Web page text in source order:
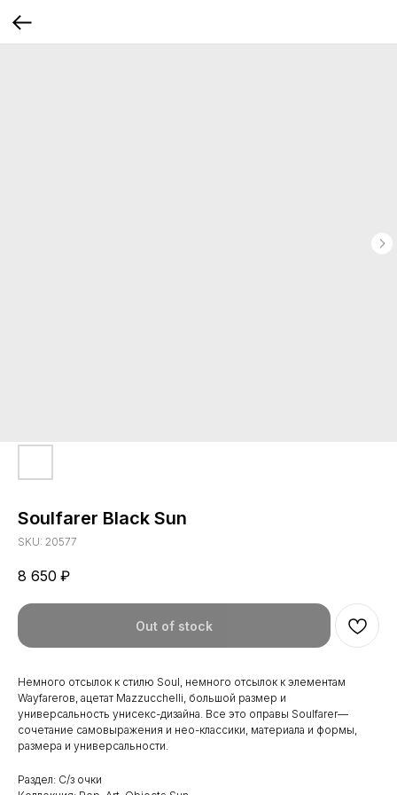
Soulfarer Black Sun
SKU: 20577
8 650 ₽
Out of stock
Немного отсылок к стилю Soul, немного отсылок к элементам
Wayfarerов, ацетат Mazzucchelli, большой размер и
универсальность унисекс-дизайна. Все это оправы Soulfarer—
сочетание самовыражения и нео-классики, материала и формы,
размера и универсальности.
Раздел: С/з очки